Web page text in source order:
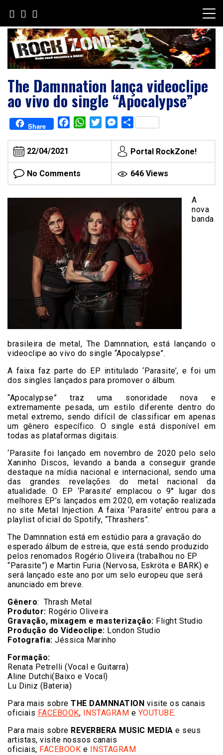
content
The Damnnation lança videoclipe
ao vivo do single “Apocalypse”
Share FacebookWhatsAppTwitterMessenger
Share
22/04/2021 Portal RockZone!
No Comments 646 Views
A
nova
banda
brasileira de metal, The Damnnation, está lançando o
videoclipe ao vivo do single “Apocalypse”.
A faixa faz parte do EP intitulado ‘Parasite’, e foi um
dos singles lançados para promover o álbum.
“Apocalypse” traz uma sonoridade nova e
extremamente pesada, um estilo diferente dentro do
metal extremo, sendo difícil de classificar em apenas
um gênero específico. O single está disponível em
todas as plataformas digitais.
‘Parasite foi lançado em novembro de 2020 pelo selo
Xaninho Discos, levando a banda a conseguir grande
destaque na mídia nacional e internacional, sendo uma
das grandes revelações do metal nacional da
atualidade. O EP ‘Parasite’ emplacou o 9° lugar dos
melhores EP’s lançados em 2020, em votação realizada
no site Metal Injection. A faixa ‘Parasite’ entrou para a
playlist oficial do Spotify, “Thrashers”.
The Damnnation está em estúdio para a gravação do
esperado álbum de estreia, que está sendo produzido
pelos renomados Rogério Oliveira (trabalhou no EP
“Parasite”) e Martin Furia (Nervosa, Eskröta e BARK) e
será lançado este ano por um selo europeu que será
anunciado em breve.
Gênero: Thrash Metal
Produtor: Rogério Oliveira
Gravação, mixagem e masterização: Flight Studio
Produção do Videoclipe: London Studio
Fotografia: Jéssica Marinho
Formação:
Renata Petrelli (Vocal e Guitarra)
Aline Dutchi(Baixo e Vocal)
Lu Diniz (Bateria)
Para mais sobre THE DAMNNATION visite os canais
oficiais FACEBOOK, INSTAGRAM e YOUTUBE.
Para mais sobre REVERBERA MUSIC MEDIA e seus
artistas, visite nossos canais
oficiais, FACEBOOK e INSTAGRAM